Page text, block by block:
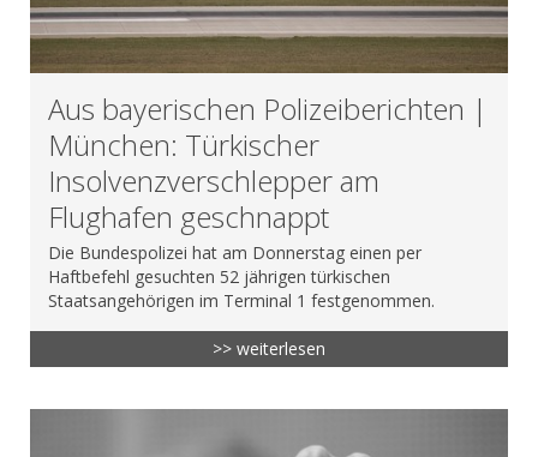
Aus bayerischen Polizeiberichten |
München: Türkischer
Insolvenzverschlepper am
Flughafen geschnappt
Die Bundespolizei hat am Donnerstag einen per
Haftbefehl gesuchten 52 jährigen türkischen
Staatsangehörigen im Terminal 1 festgenommen.
>> weiterlesen